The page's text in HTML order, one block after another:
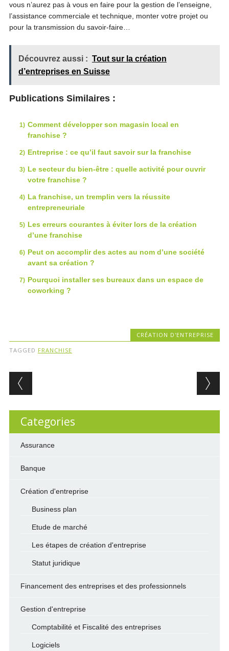
vous n’aurez pas à vous en faire pour la gestion de l’enseigne,
l’assistance commerciale et technique, monter votre projet ou
pour la transmission du savoir-faire…
Découvrez aussi : Tout sur la création
d’entreprises en Suisse
Publications Similaires :
Comment développer son magasin local en
franchise ?
Entreprise : ce qu’il faut savoir sur la franchise
Le secteur du bien-être : quelle activité pour ouvrir
votre franchise ?
La franchise, un tremplin vers la réussite
entrepreneuriale
Les erreurs courantes à éviter lors de la création
d’une franchise
Peut on accomplir des actes au nom d’une société
avant sa création ?
Pourquoi installer ses bureaux dans un espace de
coworking ?
CRÉATION D'ENTREPRISE
TAGGED FRANCHISE
Post navigation
Categories
Assurance
Banque
Création d'entreprise
Business plan
Etude de marché
Les étapes de création d'entreprise
Statut juridique
Financement des entreprises et des professionnels
Gestion d'entreprise
Comptabilité et Fiscalité des entreprises
Logiciels